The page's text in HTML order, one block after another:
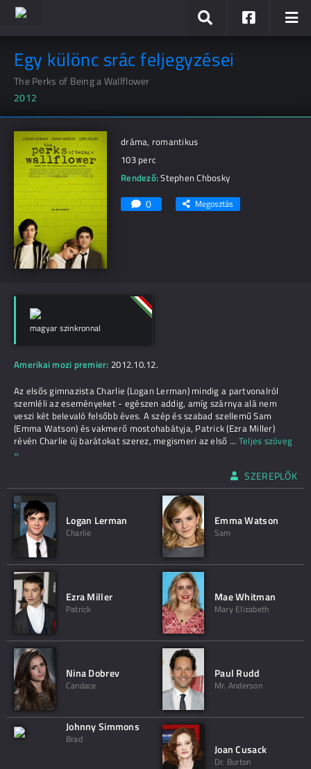
Egy különc srác feljegyzései
The Perks of Being a Wallflower
2012
dráma, romantikus
103 perc
Rendező:Stephen Chbosky
0 Megosztás
magyar szinkronnal
Amerikai mozi premier: 2012.10.12.
Az elsős gimnazista Charlie (Logan Lerman) mindig a partvonalról
szemléli az eseményeket - egészen addig, amíg szárnya alá nem
veszi két belevaló felsőbb éves. A szép és szabad szellemű Sam
(Emma Watson) és vakmerő mostohabátyja, Patrick (Ezra Miller)
révén Charlie új barátokat szerez, megismeri az első ... Teljes szöveg
»
SZEREPLŐK
Logan Lerman
Charlie
Emma Watson
Sam
Ezra Miller
Patrick
Mae Whitman
Mary Elizabeth
Nina Dobrev
Candace
Paul Rudd
Mr. Anderson
Johnny Simmons
Brad
Joan Cusack
Dr. Burton